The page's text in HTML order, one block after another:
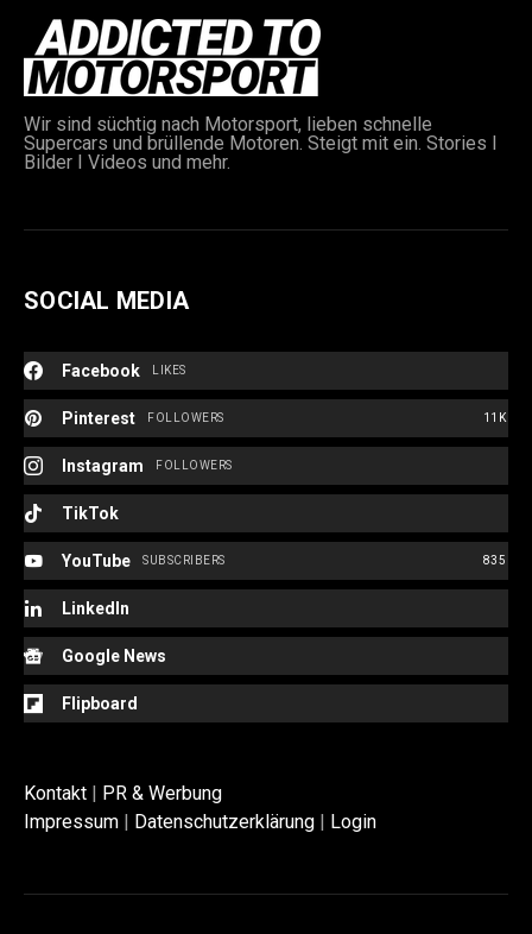
Wir sind süchtig nach Motorsport, lieben schnelle
Supercars und brüllende Motoren. Steigt mit ein. Stories I
Bilder I Videos und mehr.
SOCIAL MEDIA
Facebook LIKES
Pinterest 11K
FOLLOWERS
Instagram FOLLOWERS
TikTok
YouTube 835
SUBSCRIBERS
LinkedIn
Google News
Flipboard
Kontakt
PR & Werbung
Impressum
Datenschutzerklärung Login